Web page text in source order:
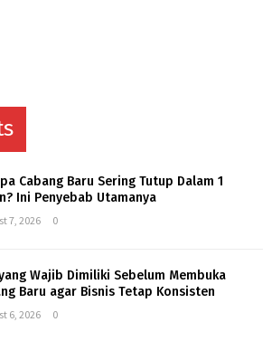
Cabang Baru Sering Tutup Dalam 1
Ini Penyebab Utamanya
7, 2026 0
Wajib Dimiliki Sebelum Membuka
Baru agar Bisnis Tetap Konsisten
6, 2026 0